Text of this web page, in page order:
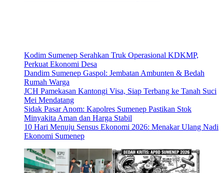
Kodim Sumenep Serahkan Truk Operasional KDKMP,
Perkuat Ekonomi Desa
Dandim Sumenep Gaspol: Jembatan Ambunten & Bedah
Rumah Warga
JCH Pamekasan Kantongi Visa, Siap Terbang ke Tanah Suci
Mei Mendatang
Sidak Pasar Anom: Kapolres Sumenep Pastikan Stok
Minyakita Aman dan Harga Stabil
10 Hari Menuju Sensus Ekonomi 2026: Menakar Ulang Nadi
Ekonomi Sumenep